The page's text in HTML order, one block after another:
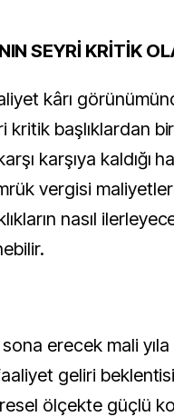
SEYRİ KRİTİK
kârı
kritik başlıklardan
karşıya kaldığı
vergisi
nasıl
erecek mali
geliri
ölçekte güçlü